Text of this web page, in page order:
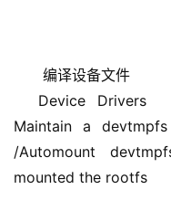
编译设备文件
Maintain a
/Automount
mounted the rootfs